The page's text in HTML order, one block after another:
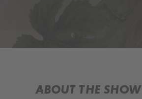
ABOUT THE SHOW